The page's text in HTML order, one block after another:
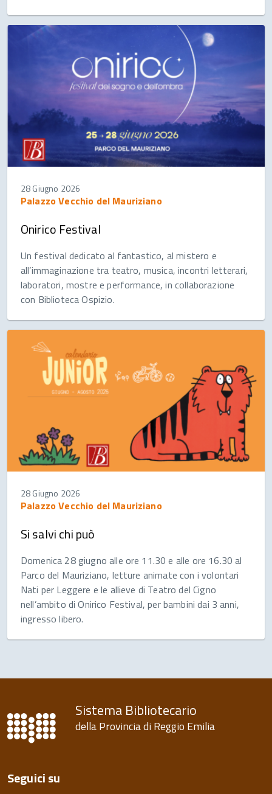
28 Giugno 2026
Palazzo Vecchio del Mauriziano
Onirico Festival
Un festival dedicato al fantastico, al mistero e
all’immaginazione tra teatro, musica, incontri letterari,
laboratori, mostre e performance, in collaborazione
con Biblioteca Ospizio.
28 Giugno 2026
Palazzo Vecchio del Mauriziano
Si salvi chi può
Domenica 28 giugno alle ore 11.30 e alle ore 16.30 al
Parco del Mauriziano, letture animate con i volontari
Nati per Leggere e le allieve di Teatro del Cigno
nell’ambito di Onirico Festival, per bambini dai 3 anni,
ingresso libero.
Sistema Bibliotecario
della Provincia di Reggio Emilia
Seguici su